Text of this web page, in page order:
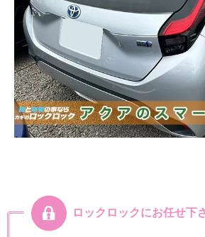
ロックロックにお任せ下